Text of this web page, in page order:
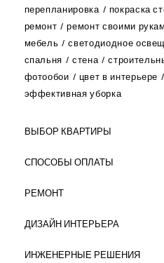
перепланировка
покраска
ремонт
ремонт своими
мебель
светодиодное
спальня
стена
фотообои
цвет в интерьере
эффективная уборка
ВЫБОР КВАРТИРЫ
СПОСОБЫ ОПЛАТЫ
РЕМОНТ
ДИЗАЙН ИНТЕРЬЕРА
ИНЖЕНЕРНЫЕ РЕШЕНИЯ